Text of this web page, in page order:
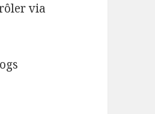
via